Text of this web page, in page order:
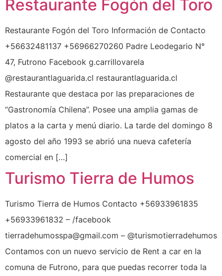
Restaurante Fogón del Toro
Restaurante Fogón del Toro Información de Contacto
+56632481137 +56966270260 Padre Leodegario N°
47, Futrono Facebook g.carrillovarela
@restaurantlaguarida.cl restaurantlaguarida.cl
Restaurante que destaca por las preparaciones de
“Gastronomía Chilena”. Posee una amplia gamas de
platos a la carta y menú diario. La tarde del domingo 8
agosto del año 1993 se abrió una nueva cafetería
comercial en […]
Turismo Tierra de Humos
Turismo Tierra de Humos Contacto +56933961835
+56933961832 – /facebook
tierradehumosspa@gmail.com – @turismotierradehumos
Contamos con un nuevo servicio de Rent a car en la
comuna de Futrono, para que puedas recorrer toda la